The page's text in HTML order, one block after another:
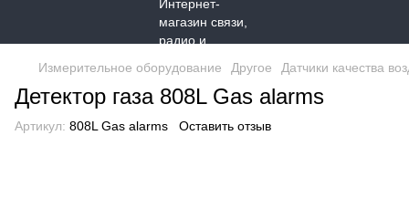
Измерительное оборудование Другое Датчики качества
Детектор газа 808L Gas alarms
Артикул: 808L Gas alarms Оставить отзыв